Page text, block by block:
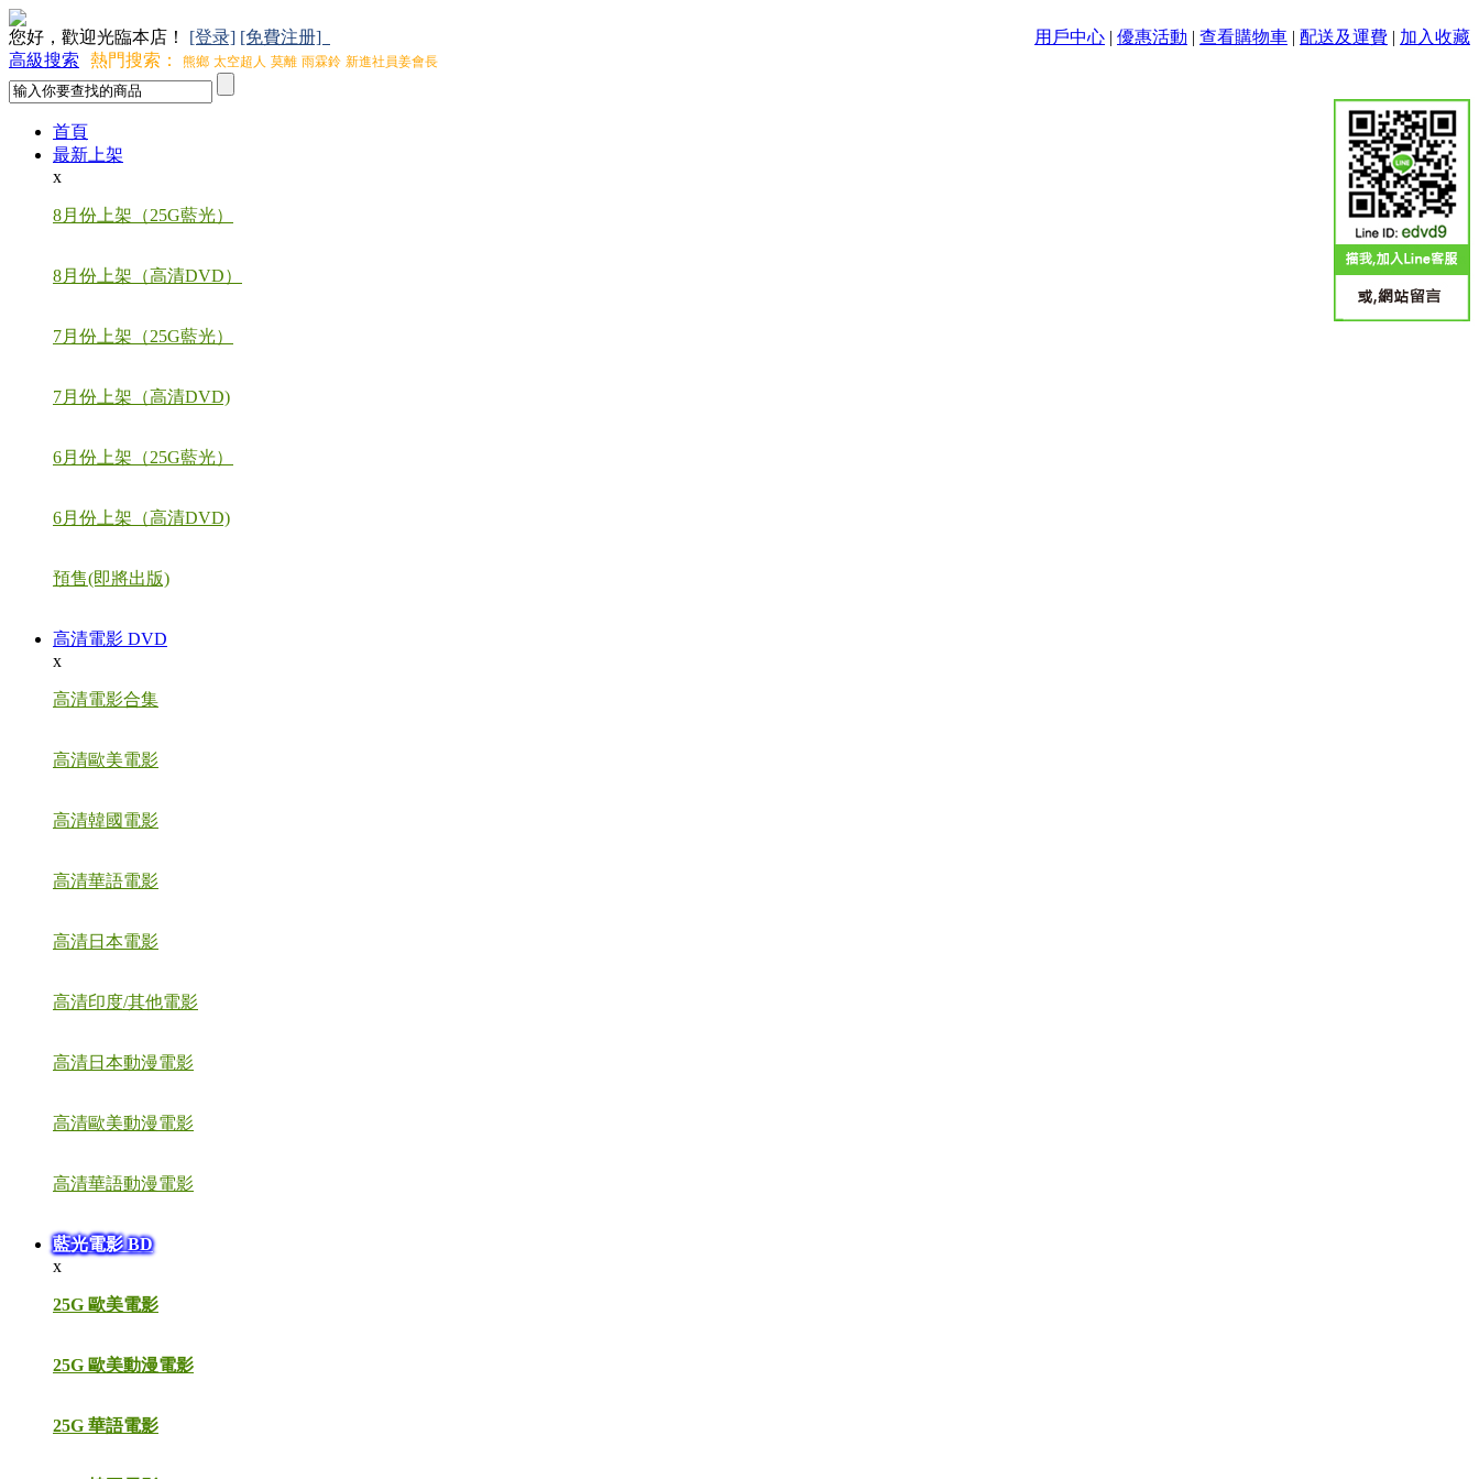
您好，歡迎光臨本店！ [登录] [免費注册] 用戶中心 | 優惠活動 | 查看購物車 | 配送及運費 | 加入收藏
高級搜索
熱門搜索： 熊鄉 太空超人 莫離 雨霖鈴 新進社員姜會長
首頁
最新上架
x
8月份上架（25G藍光）
8月份上架（高清DVD）
7月份上架（25G藍光）
7月份上架（高清DVD)
6月份上架（25G藍光）
6月份上架（高清DVD)
預售(即將出版)
高清電影 DVD
x
高清電影合集
高清歐美電影
高清韓國電影
高清華語電影
高清日本電影
高清印度/其他電影
高清日本動漫電影
高清歐美動漫電影
高清華語動漫電影
藍光電影 BD
x
25G 歐美電影
25G 歐美動漫電影
25G 華語電影